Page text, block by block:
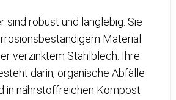
sind robust und langlebig. Sie
Material
verzinktem Stahlblech. Ihre
darin, organische Abfälle
in nährstoffreichen Kompost